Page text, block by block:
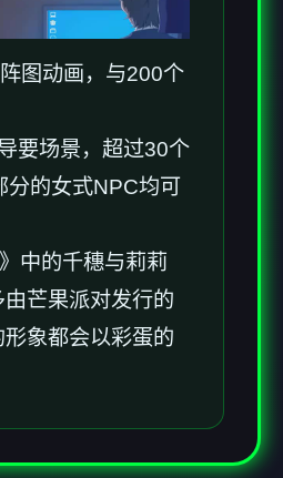
图动画，与200个
要场景，超过30个
的女式NPC均可
中的千穗与莉莉
芒果派对发行的
象都会以彩蛋的